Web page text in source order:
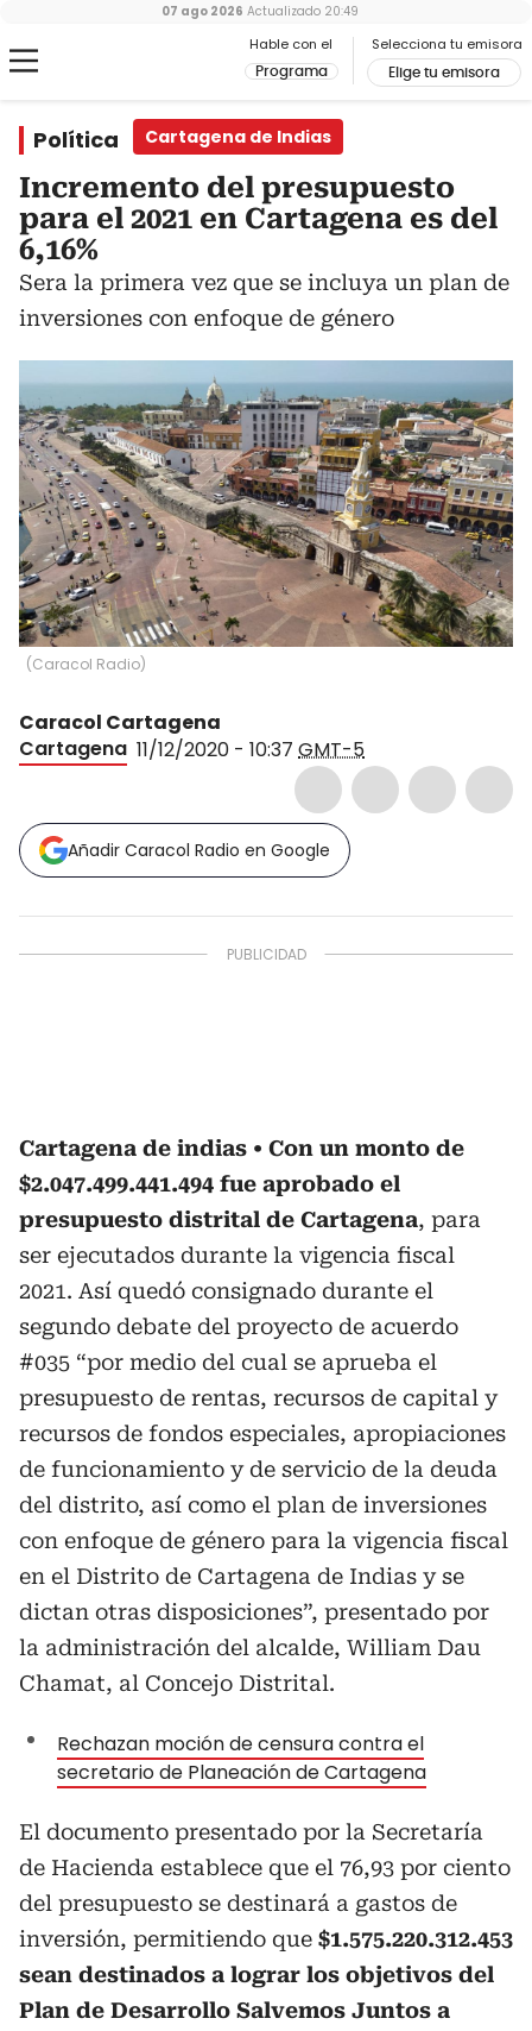
Hable con el
Programa
Selecciona tu emisora
Elige tu emisora
07 ago 2026 Actualizado 20:49
Política Cartagena de Indias
Incremento del presupuesto
para el 2021 en Cartagena es del
6,16%
Sera la primera vez que se incluya un plan de
inversiones con enfoque de género
(Caracol Radio)
Caracol Cartagena
Cartagena 11/12/2020 - 10:37 GMT-5
Añadir Caracol Radio en Google
Cartagena de indias
Con un monto de
$2.047.499.441.494 fue aprobado el
presupuesto distrital de Cartagena, para
ser ejecutados durante la vigencia fiscal
2021. Así quedó consignado durante el
segundo debate del proyecto de acuerdo
#035 “por medio del cual se aprueba el
presupuesto de rentas, recursos de capital y
recursos de fondos especiales, apropiaciones
de funcionamiento y de servicio de la deuda
del distrito, así como el plan de inversiones
con enfoque de género para la vigencia fiscal
en el Distrito de Cartagena de Indias y se
dictan otras disposiciones”, presentado por
la administración del alcalde, William Dau
Chamat, al Concejo Distrital.
Rechazan moción de censura contra el
secretario de Planeación de Cartagena
El documento presentado por la Secretaría
de Hacienda establece que el 76,93 por ciento
del presupuesto se destinará a gastos de
inversión, permitiendo que $1.575.220.312.453
sean destinados a lograr los objetivos del
Plan de Desarrollo Salvemos Juntos a